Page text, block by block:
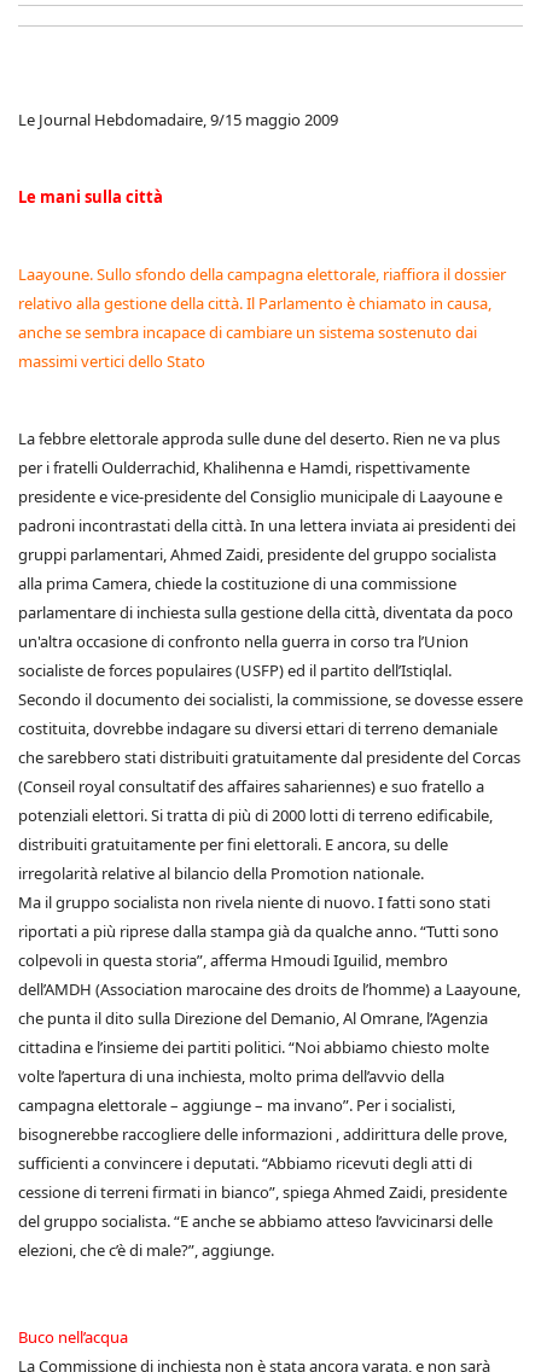
Le Journal Hebdomadaire, 9/15 maggio 2009
Le mani sulla città
Laayoune. Sullo sfondo della campagna elettorale, riaffiora il dossier
relativo alla gestione della città. Il Parlamento è chiamato in causa,
anche se sembra incapace di cambiare un sistema sostenuto dai
massimi vertici dello Stato
La febbre elettorale approda sulle dune del deserto. Rien ne va plus
per i fratelli Oulderrachid, Khalihenna e Hamdi, rispettivamente
presidente e vice-presidente del Consiglio municipale di Laayoune e
padroni incontrastati della città. In una lettera inviata ai presidenti dei
gruppi parlamentari, Ahmed Zaidi, presidente del gruppo socialista
alla prima Camera, chiede la costituzione di una commissione
parlamentare di inchiesta sulla gestione della città, diventata da poco
un'altra occasione di confronto nella guerra in corso tra l’Union
socialiste de forces populaires (USFP) ed il partito dell’Istiqlal.
Secondo il documento dei socialisti, la commissione, se dovesse essere
costituita, dovrebbe indagare su diversi ettari di terreno demaniale
che sarebbero stati distribuiti gratuitamente dal presidente del Corcas
(Conseil royal consultatif des affaires sahariennes) e suo fratello a
potenziali elettori. Si tratta di più di 2000 lotti di terreno edificabile,
distribuiti gratuitamente per fini elettorali. E ancora, su delle
irregolarità relative al bilancio della Promotion nationale.
Ma il gruppo socialista non rivela niente di nuovo. I fatti sono stati
riportati a più riprese dalla stampa già da qualche anno. “Tutti sono
colpevoli in questa storia”, afferma Hmoudi Iguilid, membro
dell’AMDH (Association marocaine des droits de l’homme) a Laayoune,
che punta il dito sulla Direzione del Demanio, Al Omrane, l’Agenzia
cittadina e l’insieme dei partiti politici. “Noi abbiamo chiesto molte
volte l’apertura di una inchiesta, molto prima dell’avvio della
campagna elettorale – aggiunge – ma invano”. Per i socialisti,
bisognerebbe raccogliere delle informazioni , addirittura delle prove,
sufficienti a convincere i deputati. “Abbiamo ricevuti degli atti di
cessione di terreni firmati in bianco”, spiega Ahmed Zaidi, presidente
del gruppo socialista. “E anche se abbiamo atteso l’avvicinarsi delle
elezioni, che c’è di male?”, aggiunge.
Buco nell’acqua
La Commissione di inchiesta non è stata ancora varata, e non sarà